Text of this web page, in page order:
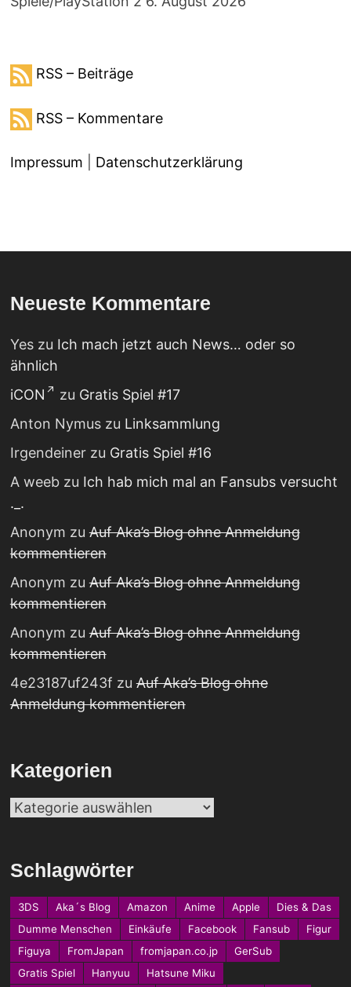
RSS – Beiträge
RSS – Kommentare
Impressum Datenschutzerklärung
Neueste Kommentare
Yeszu Ich mach jetzt auch News… oder so
ähnlich
iCON
zu Gratis Spiel #17
Anton Nymuszu Linksammlung
Irgendeinerzu Gratis Spiel #16
A weebzu Ich hab mich mal an Fansubs versucht
._.
Anonym zuAuf Aka’s Blog ohne Anmeldung
kommentieren
Anonym zuAuf Aka’s Blog ohne Anmeldung
kommentieren
Anonym zuAuf Aka’s Blog ohne Anmeldung
kommentieren
4e23187uf243f zuAuf Aka’s Blog ohne
Anmeldung kommentieren
Kategorien
Kategorien
Schlagwörter
3DS Aka´s Blog Amazon Anime Apple
Dies & Das
Dumme Menschen
Einkäufe Facebook Fansub
Figur
Figuya
FromJapan fromjapan.co.jp
GerSub
Gratis Spiel
Hanyuu Hatsune Miku